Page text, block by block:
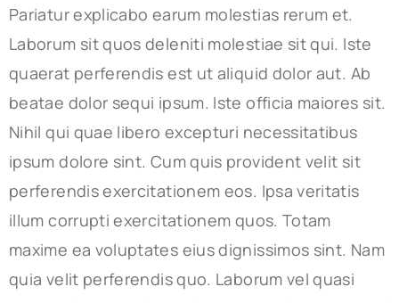
Pariatur explicabo earum molestias rerum et.
Laborum sit quos deleniti molestiae sit qui. Iste
quaerat perferendis est ut aliquid dolor aut. Ab
beatae dolor sequi ipsum. Iste officia maiores sit.
Nihil qui quae libero excepturi necessitatibus
ipsum dolore sint. Cum quis provident velit sit
perferendis exercitationem eos. Ipsa veritatis
illum corrupti exercitationem quos. Totam
maxime ea voluptates eius dignissimos sint. Nam
quia velit perferendis quo. Laborum vel quasi